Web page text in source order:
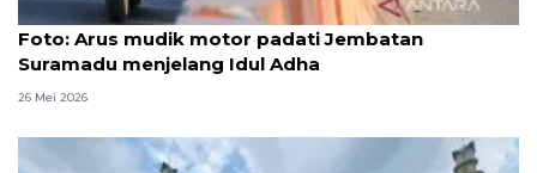
Foto
Foto: Arus mudik motor padati Jembatan
Suramadu menjelang Idul Adha
26 Mei 2026